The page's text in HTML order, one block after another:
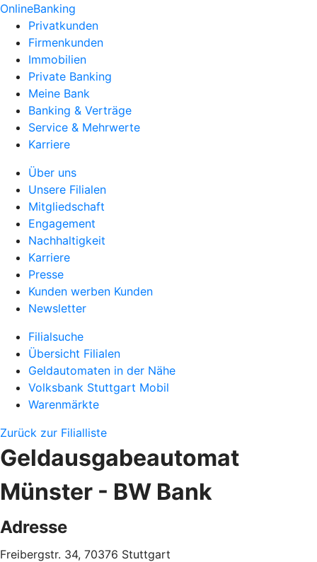
OnlineBanking
Privatkunden
Firmenkunden
Immobilien
Private Banking
Meine Bank
Banking & Verträge
Service & Mehrwerte
Karriere
Über uns
Unsere Filialen
Mitgliedschaft
Engagement
Nachhaltigkeit
Karriere
Presse
Kunden werben Kunden
Newsletter
Filialsuche
Übersicht Filialen
Geldautomaten in der Nähe
Volksbank Stuttgart Mobil
Warenmärkte
Zurück zur Filialliste
Geldausgabeautomat
Münster - BW Bank
Adresse
Freibergstr. 34, 70376 Stuttgart